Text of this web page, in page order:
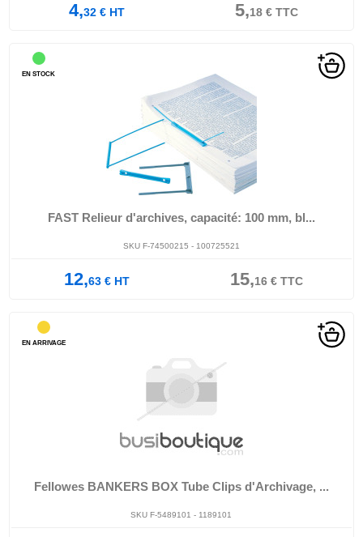
4,32€HT 5,18€TTC
FAST Relieur d'archives, capacité: 100 mm, bl...
SKU F-74500215 - 100725521
12,63€HT 15,16€TTC
EN STOCK
Fellowes BANKERS BOX Tube Clips d'Archivage, ...
SKU F-5489101 - 1189101
EN ARRIVAGE